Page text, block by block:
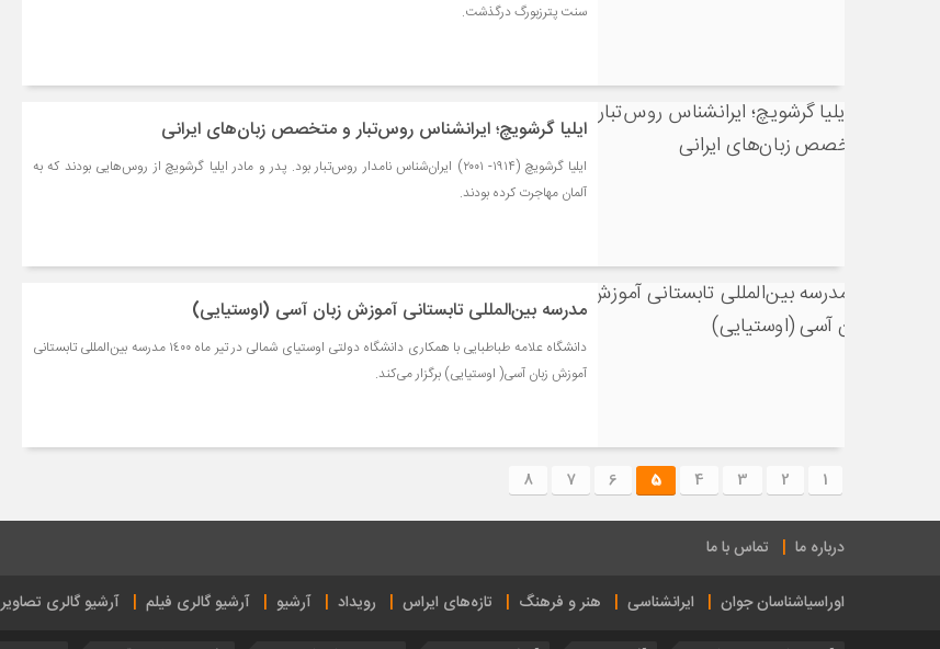
سنت پترزبورگ درگذشت.
ایلیا گرشویچ؛ ایرانشناس روس‌تبار و متخصص زبان‌های ایرانی
ایلیا گرشویچ (۱۹۱۴- ۲۰۰۱) ایران‌شناس نامدار روس‌تبار بود. پدر و مادر ایلیا گرشویچ از روس‌هایی بودند که به
آلمان مهاجرت کرده بودند.
مدرسه بین‌المللی تابستانی آموزش زبان آسی (اوستیایی)
دانشگاه علامه طباطبایی با همکاری دانشگاه دولتی اوستیای شمالی در تیر ماه ١٤٠٠ مدرسه بین‌المللی تابستانی
آموزش زبان آسی( اوستیایی) برگزار می‌کند.
1
2
3
4
5
6
7
8
درباره ما تماس با ما
اوراسیاشناسان جوان ایرانشناسی هنر و فرهنگ تازه‌های ایراس رویداد آرشیو آرشیو گالری فیلم آرشیو گالری تصاویر